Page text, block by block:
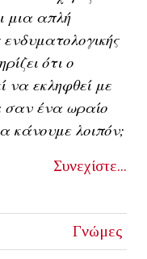
μια απλή
ότι ο
να εκληφθεί με
σαν ένα ωραίο
κάνουμε λοιπόν;
Συνεχίστε...
Γνώμες